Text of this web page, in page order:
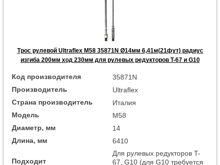
Трос рулевой Ultraflex M58 35871N Ø14мм 6,41м(21фут) радиус
изгиба 200мм ход 230мм для рулевых редукторов T-67 и G10
Код производителя
35871N
Производитель
Ultraflex
Страна производитель
Италия
Модель
M58
Диаметр, мм
14
Длина, мм
6410
Подходит
Для рулевых редукторов T-
67, G10 (для G10 требуется